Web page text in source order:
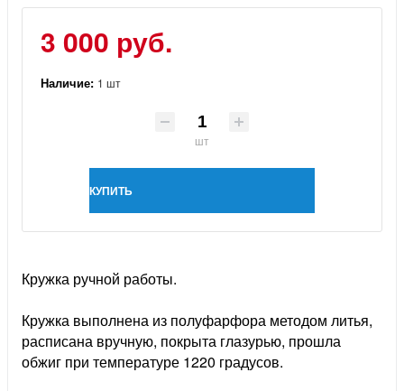
3 000 руб.
Наличие: 1 шт
шт
КУПИТЬ
Кружка ручной работы.
Кружка выполнена из полуфарфора методом литья,
расписана вручную, покрыта глазурью, прошла
обжиг при температуре 1220 градусов.